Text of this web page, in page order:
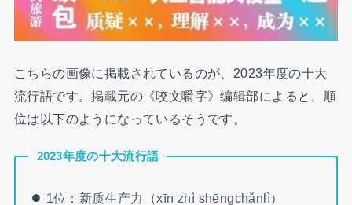
こちらの画像に掲載されているのが、2023年度の十大
流行語です。掲載元の《咬文嚼字》编辑部によると、順
位は以下のようになっているそうです。
2023年度の十大流行語
1位：新质生产力（xīn zhì shēngchǎnlì）